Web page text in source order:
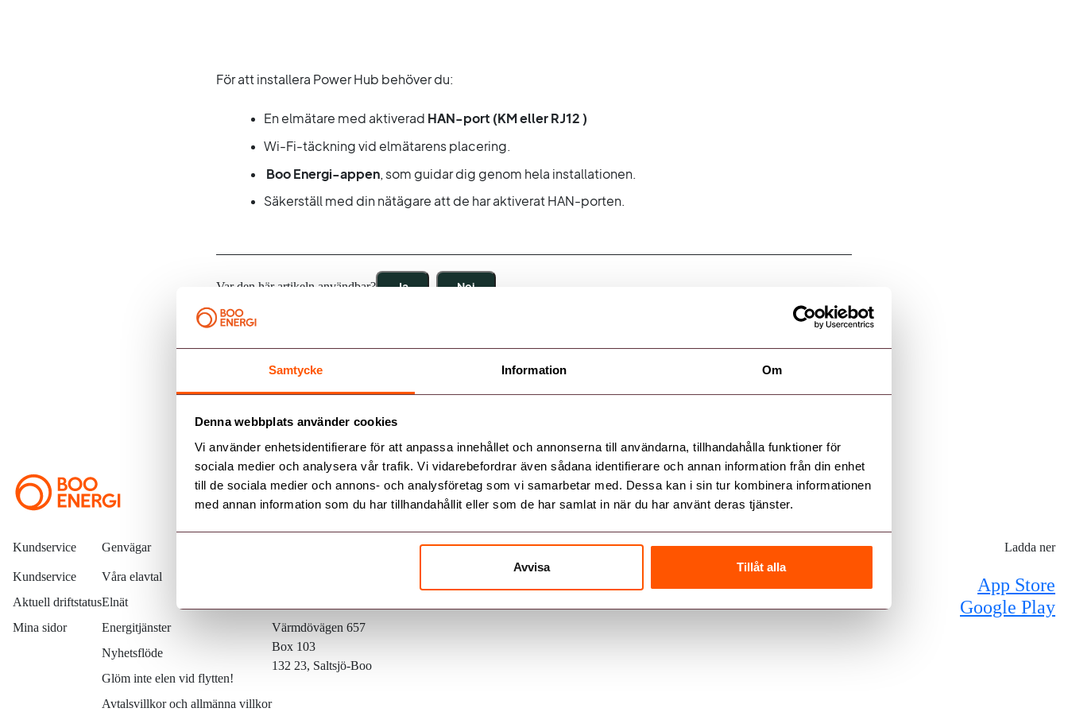
Samtycke Information Om
Denna webbplats använder cookies
Vi använder enhetsidentifierare för att anpassa innehållet och annonserna till användarna, tillhandahålla funktioner för
sociala medier och analysera vår trafik. Vi vidarebefordrar även sådana identifierare och annan information från din enhet
till de sociala medier och annons- och analysföretag som vi samarbetar med. Dessa kan i sin tur kombinera informationen
med annan information som du har tillhandahållit eller som de har samlat in när du har använt deras tjänster.
Avvisa Tillåt alla
För att installera Power Hub behöver du:
En elmätare med aktiverad HAN-port (KM eller RJ12 )
Wi-Fi-täckning vid elmätarens placering.
Boo Energi-appen, som guidar dig genom hela installationen.
Säkerställ med din nätägare att de har aktiverat HAN-porten.
Var den här artikeln användbar? Ja Nej
Kundservice
Kundservice
Aktuell driftstatus
Mina sidor
Genvägar
Våra elavtal
Elnät
Energitjänster
Nyhetsflöde
Glöm inte elen vid flytten!
Avtalsvillkor och allmänna villkor
Värmdövägen 657
Box 103
132 23, Saltsjö-Boo
Följ oss Ladda ner
App Store
Google Play